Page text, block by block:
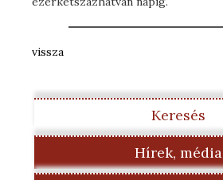
vissza
Keresés
Hírek, média